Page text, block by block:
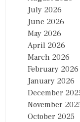
July 2026
June 2026
May 2026
April 2026
March 2026
February 2026
January 2026
December
November
October 2025